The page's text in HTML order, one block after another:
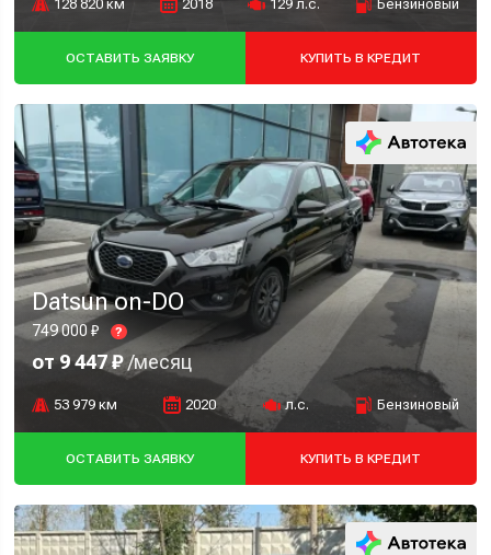
128 820 км 2018 129 л.с. Бензиновый
ОСТАВИТЬ ЗАЯВКУ КУПИТЬ В КРЕДИТ
Datsun on-DO
749 000 ₽ ?
от 9 447 ₽/месяц
53 979 км 2020 л.с. Бензиновый
ОСТАВИТЬ ЗАЯВКУ КУПИТЬ В КРЕДИТ